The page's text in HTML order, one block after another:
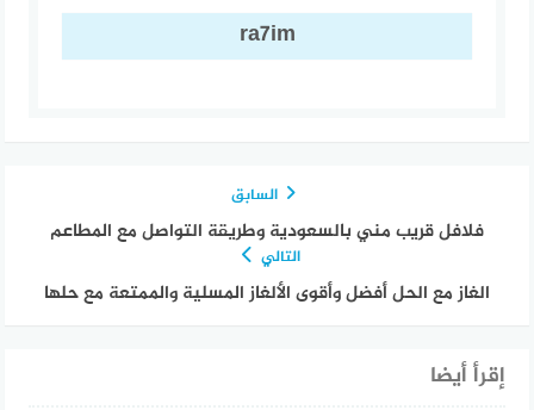
ra7im
السابق
فلافل قريب مني بالسعودية وطريقة التواصل مع المطاعم
التالي
الغاز مع الحل أفضل وأقوى الألغاز المسلية والممتعة مع حلها
إقرأ أيضا